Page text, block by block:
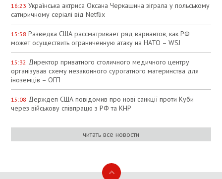
16:23 Українська актриса Оксана Черкашина зіграла у польському
сатиричному серіалі від Netflix
15:58 Разведка США рассматривает ряд вариантов, как РФ
может осуществить ограниченную атаку на НАТО – WSJ
15:32 Директор приватного столичного медичного центру
організував схему незаконного сурогатного материнства для
іноземців – ОГП
15:08 Держдеп США повідомив про нові санкції проти Куби
через військову співпрацю з РФ та КНР
читать все новости